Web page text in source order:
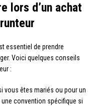
lors d’un achat
essentiel de prendre
Voici quelques conseils
:
vous êtes mariés ou pour un
une convention spécifique si